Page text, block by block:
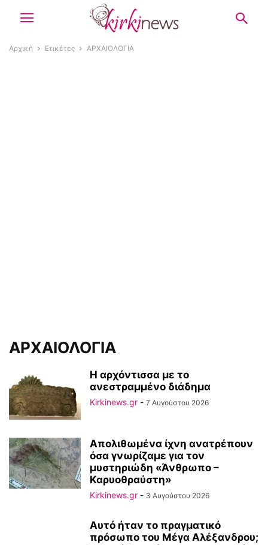
Αρχική Ετικέτες ΑΡΧΑΙΟΛΟΓΙΑ
ΑΡΧΑΙΟΛΟΓΙΑ
Η αρχόντισσα με το
ανεστραμμένο διάδημα
Kirkinews.gr - 7 Αυγούστου 2026
Απολιθωμένα ίχνη ανατρέπουν
όσα γνωρίζαμε για τον
μυστηριώδη «Άνθρωπο –
Καρυοθραύστη»
Kirkinews.gr - 3 Αυγούστου 2026
Αυτό ήταν το πραγματικό
πρόσωπο του Μέγα Αλέξανδρου;